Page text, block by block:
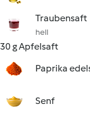
Traubensaft
hell
30 g Apfelsaft
Paprika
Senf